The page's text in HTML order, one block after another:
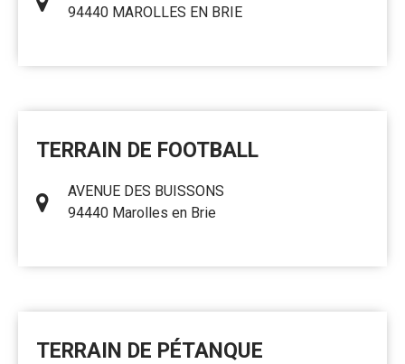
94440 MAROLLES EN BRIE
TERRAIN DE FOOTBALL
AVENUE DES BUISSONS
94440 Marolles en Brie
TERRAIN DE PÉTANQUE